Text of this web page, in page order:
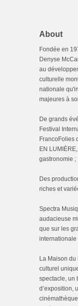
About
Fondée en
Denyse
au
culturelle
nationale
majeures à
De grands
Festival
FrancoFolies
EN
gastronomie ;
Des
riches et
Spectra
audacieuse
que sur les
internationale
La Maison du
culturel
spectacle, un
d’exposition,